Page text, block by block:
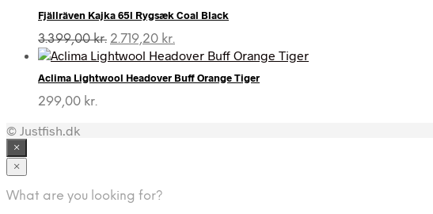
Fjällräven Kajka 65l Rygsæk Coal Black
3.399,00kr. Den
oprindelige
var:
2.719,20 kr.
aktuelle
er:
Aclima Lightwool Headover Buff Orange Tiger
299,00 kr.
© Justfish.dk
×
×
What are you looking for?